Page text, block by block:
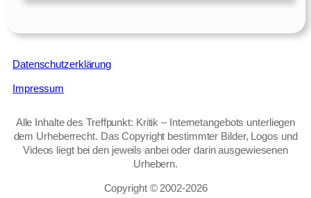
Datenschutzerklärung
Impressum
Alle Inhalte des Treffpunkt: Kritik – Internetangebots unterliegen
dem Urheberrecht. Das Copyright bestimmter Bilder, Logos und
Videos liegt bei den jeweils anbei oder darin ausgewiesenen
Urhebern.
Copyright © 2002‑2026